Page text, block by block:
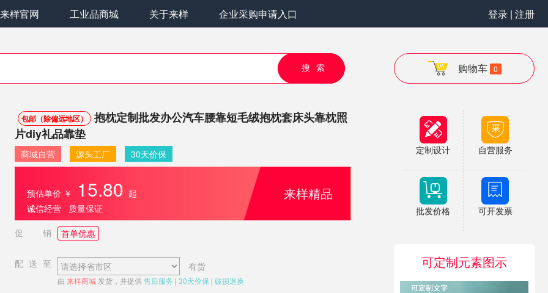
来样官网 工业品商城 关于来样 企业采购申请入口 登录 | 注册
搜索 购物车 0
包邮（除偏远地区）
抱枕定制批发办公汽车腰靠短毛绒抱枕套床头靠枕照
片diy礼品靠垫
商城自营 源头工厂 30天价保
预估单价 ￥ 15.80 起
诚信经营 质量保证
来样精品
促销 首单优惠
配送至 有货
由 来样商城 发货，并提供售后服务 | 30天价保 | 破损退换
定制设计 自营服务
批发价格 可开发票
可定制元素图示